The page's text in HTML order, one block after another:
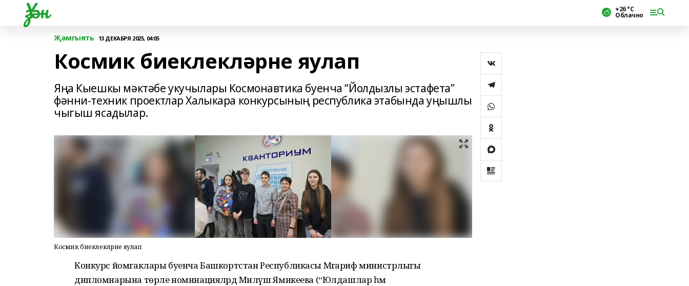
Үзән +26 °С
Облачно
Җәмгыять 13 ДЕКАБРЯ 2025, 04:05
Космик биеклекләрне яулап
Яңа Кыешкы мәктәбе укучылары Космонавтика буенча “Йолдызлы эстафета”
фәнни-техник проектлар Халыкара конкурсының республика этабында уңышлы
чыгыш ясадылар.
Космик биеклекләрне яулап
Конкурс йомгаклары буенча Башкортстан Республикасы Мәгариф министрлыгы
дипломнарына төрле номинацияләрдә Миләүшә Ямикеева (“Юлдашлар һәм